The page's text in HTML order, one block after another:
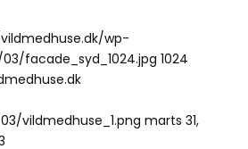
wp-
facade_syd_1024.jpg 1024
vildmedhuse_1.png marts 31,